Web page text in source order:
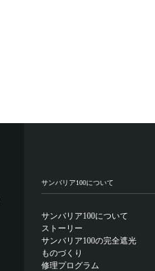
サンバリア100について
サンバリア100について
ストーリー
サンバリア100の完全遮光
ものづくり
修理プログラム